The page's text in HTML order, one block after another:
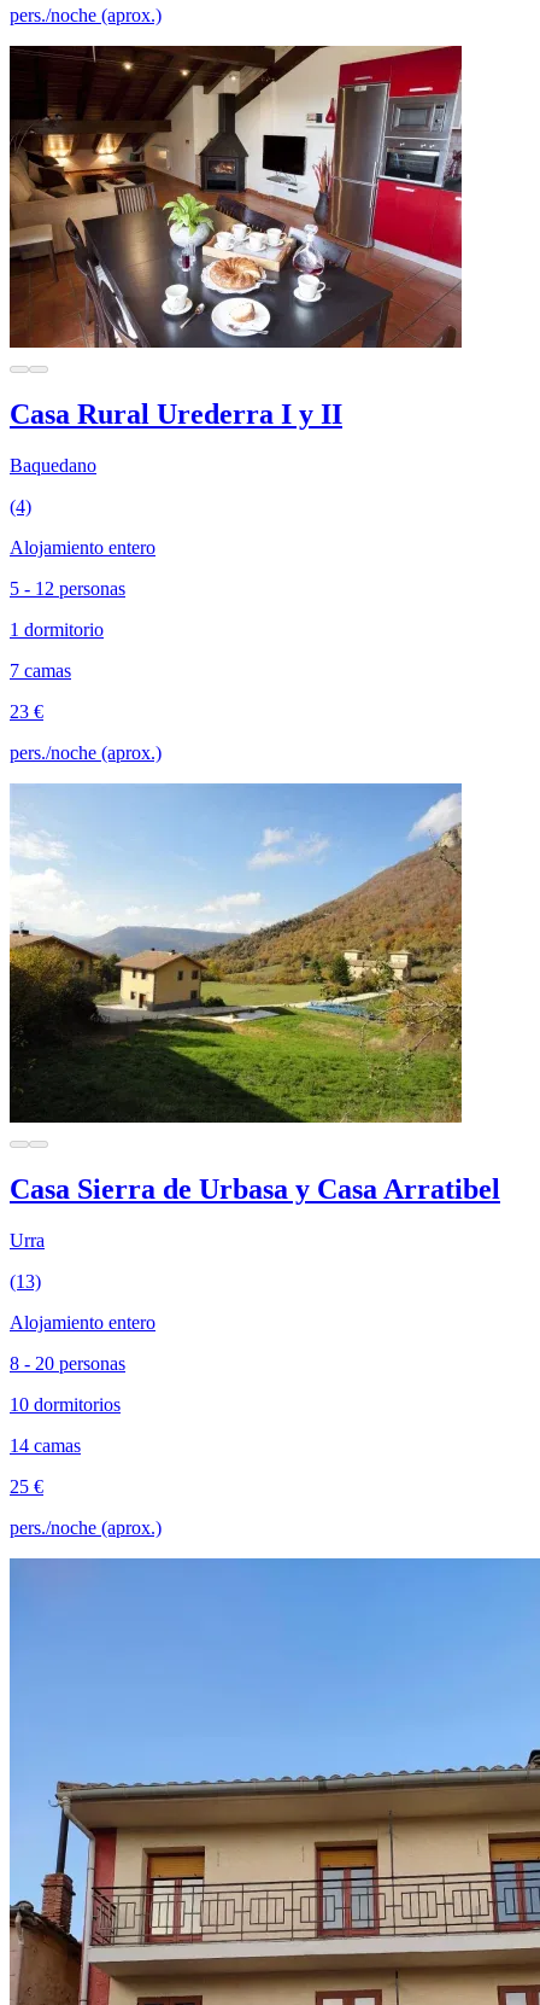
pers./noche (aprox.)
Casa Rural Urederra I y II
Baquedano
(4)
Alojamiento entero
5 - 12 personas
1 dormitorio
7 camas
23 €
pers./noche (aprox.)
Casa Sierra de Urbasa y Casa Arratibel
Urra
(13)
Alojamiento entero
8 - 20 personas
10 dormitorios
14 camas
25 €
pers./noche (aprox.)